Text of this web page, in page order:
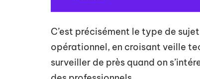
C’est précisément le type de
opérationnel, en croisant veille
surveiller de près quand on